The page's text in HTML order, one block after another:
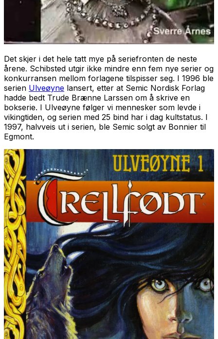
Det skjer i det hele tatt mye på seriefronten de neste
årene. Schibsted utgir ikke mindre enn fem nye serier og
konkurransen mellom forlagene tilspisser seg. I 1996 ble
serien Ulveøyne lansert, etter at Semic Nordisk Forlag
hadde bedt Trude Brænne Larssen om å skrive en
bokserie. I Ulveøyne følger vi mennesker som levde i
vikingtiden, og serien med 25 bind har i dag kultstatus. I
1997, halvveis ut i serien, ble Semic solgt av Bonnier til
Egmont.